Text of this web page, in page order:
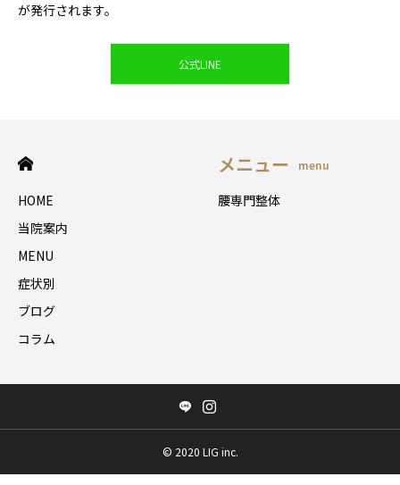
が発行されます。
公式LINE
HOME
当院案内
MENU
症状別
ブログ
コラム
メニュー menu
腰専門整体
©️ 2020 LIG inc.